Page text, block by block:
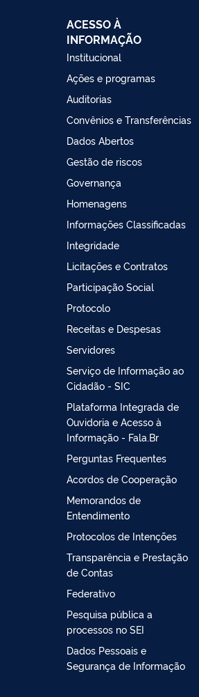
ACESSO À
INFORMAÇÃO
Institucional
Ações e programas
Auditorias
Convênios e Transferências
Dados Abertos
Gestão de riscos
Governança
Homenagens
Informações Classificadas
Integridade
Licitações e Contratos
Participação Social
Protocolo
Receitas e Despesas
Servidores
Serviço de Informação ao
Cidadão - SIC
Plataforma Integrada de
Ouvidoria e Acesso à
Informação - Fala.Br
Perguntas Frequentes
Acordos de Cooperação
Memorandos de
Entendimento
Protocolos de Intenções
Transparência e Prestação
de Contas
Federativo
Pesquisa pública a
processos no SEI
Dados Pessoais e
Segurança de Informação